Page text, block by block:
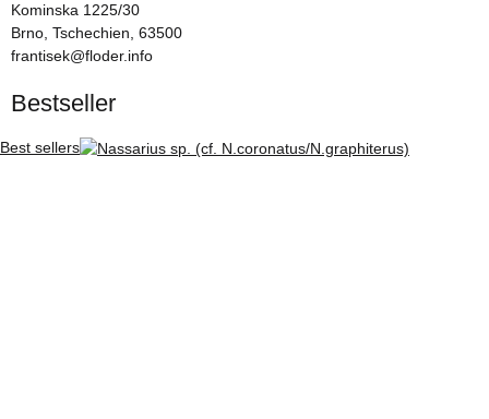
Kominska 1225/30
Brno, Tschechien, 63500
frantisek@floder.info
Bestseller
Best sellers